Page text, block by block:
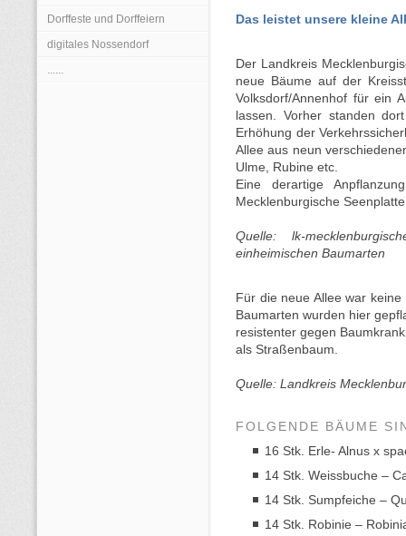
Dorffeste und Dorffeiern
digitales Nossendorf
......
Das leistet unsere kleine
Der Landkreis
neue Bäume auf der
Volksdorf/Annenhof für ein
lassen. Vorher standen
Erhöhung der
Allee aus neun
Ulme, Rubine etc.
Eine derartige
Mecklenburgische
Quelle: lk-
einheimischen Baumarten
Für die neue Allee war
Baumarten wurden hier
resistenter gegen
als Straßenbaum.
Quelle: Landkreis
FOLGENDE BÄUME
16 Stk. Erle- Alnus x
14 Stk. Weissbuche –
14 Stk. Sumpfeiche –
14 Stk. Robinie –